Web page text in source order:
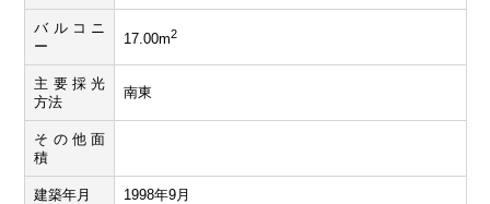
バルコニ
ー
17.00m2
主要採光
方法
南東
その他面
積
建築年月 1998年9月